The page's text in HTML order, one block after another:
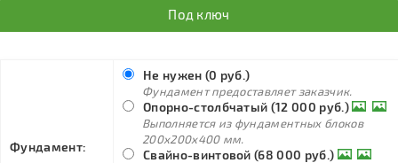
Под ключ
Фундамент:
Не нужен (0 руб.)
Фундамент предоставляет заказчик.
Опорно-столбчатый (12 000 руб.)
Выполняется из фундаментных блоков
200х200х400 мм.
Свайно-винтовой (68 000 руб.)